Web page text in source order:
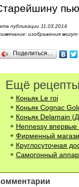
публикации 11.03.2014
изображения
Поделиться…
Ещё
Коньяк Le roi
Коньяк Cognac
Коньяк Delamain
Hennessy впервые
Фирменный
Круглосуточная
Самогонный